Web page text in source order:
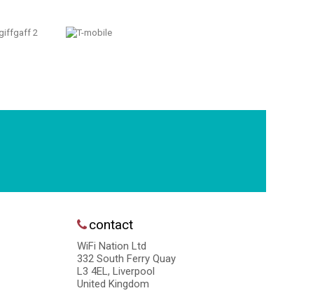
contact
WiFi Nation Ltd
332 South Ferry Quay
L3 4EL, Liverpool
United Kingdom